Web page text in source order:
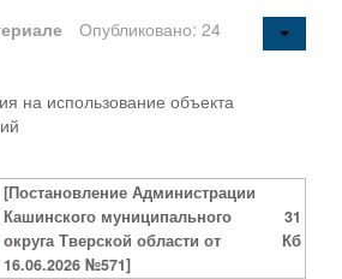
Опубликовано: 24
на использование объекта
[Постановление Администрации
Кашинского муниципального
округа Тверской области от
16.06.2026 №571]
31
Кб